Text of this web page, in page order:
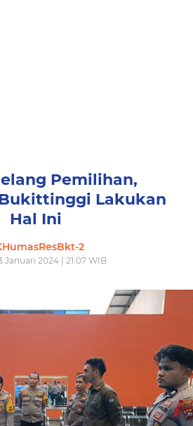
Pemilihan,
Lakukan
Hal Ini
2
Januari 2024 | 21:07 WIB